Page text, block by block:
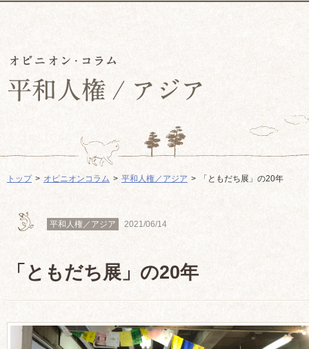
トップ オピニオンコラム 平和人権／アジア 「ともだち展」の20年
平和人権／アジア 2021/06/14
「ともだち展」の20年